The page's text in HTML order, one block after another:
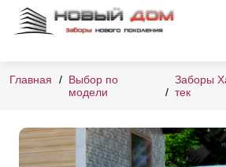
Главная
Выбор по
модели
Заборы
тек